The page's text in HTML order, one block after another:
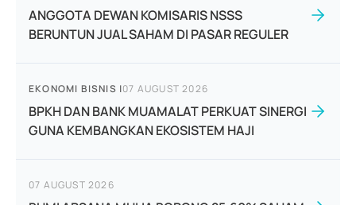
ANGGOTA DEWAN KOMISARIS NSSS
BERUNTUN JUAL SAHAM DI PASAR REGULER
EKONOMI BISNIS |07 AUGUST 2026
BPKH DAN BANK MUAMALAT PERKUAT SINERGI
GUNA KEMBANGKAN EKOSISTEM HAJI
07 AUGUST 2026